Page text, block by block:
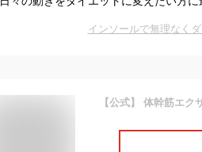
インソールで無理なく